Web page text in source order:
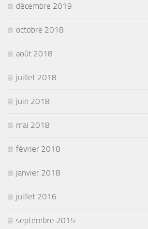
décembre 2019
octobre 2018
août 2018
juillet 2018
juin 2018
mai 2018
février 2018
janvier 2018
juillet 2016
septembre 2015